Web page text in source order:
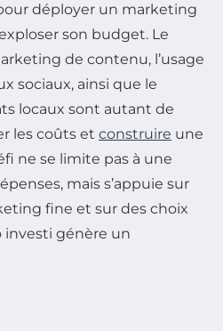
déployer un marketing
son budget. Le
de contenu, l’usage
sociaux, ainsi que le
locaux sont autant de
les coûts et construire une
ne se limite pas à une
mais s’appuie sur
fine et sur des choix
investi génère un